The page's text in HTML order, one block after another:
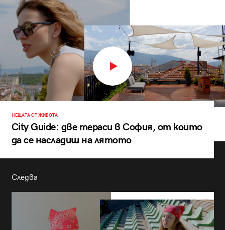
НЕЩАТА ОТ ЖИВОТА
City Guide: две тераси в София, от които
да се насладиш на лятото
Следва